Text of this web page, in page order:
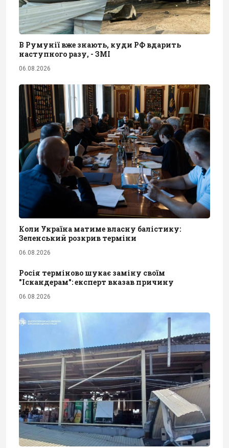
В Румунії вже знають, куди РФ вдарить
наступного разу, - ЗМІ
06.08.2026
Коли Україна матиме власну балістику:
Зеленський розкрив терміни
06.08.2026
Росія терміново шукає заміну своїм
"Іскандерам": експерт вказав причину
06.08.2026